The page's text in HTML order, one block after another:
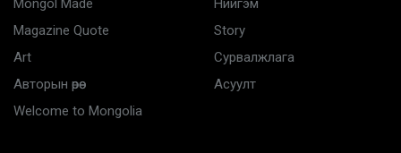
Mongol Made
Magazine Quote
Art
Авторын өрөө
Welcome to Mongolia
Нийгэм
Story
Сурвалжлага
Асуулт